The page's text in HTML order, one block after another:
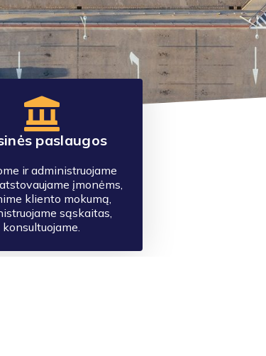
paslaugos
ir administruojame
įmonėms,
kliento mokumą,
sąskaitas,
konsultuojame.